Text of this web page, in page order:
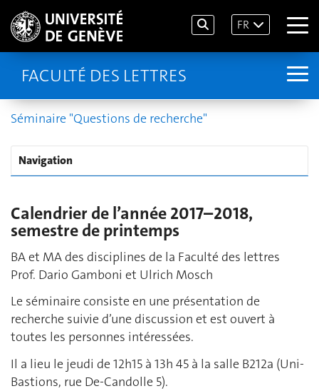
FR
FACULTÉ DES LETTRES
Séminaire "Questions de recherche"
Navigation
Calendrier de l’année 2017–2018,
semestre de printemps
BA et MA des disciplines de la Faculté des lettres
Prof. Dario Gamboni et Ulrich Mosch
Le séminaire consiste en une présentation de
recherche suivie d’une discussion et est ouvert à
toutes les personnes intéressées.
Il a lieu le jeudi de 12h15 à 13h 45 à la salle B212a (Uni-
Bastions, rue De-Candolle 5).